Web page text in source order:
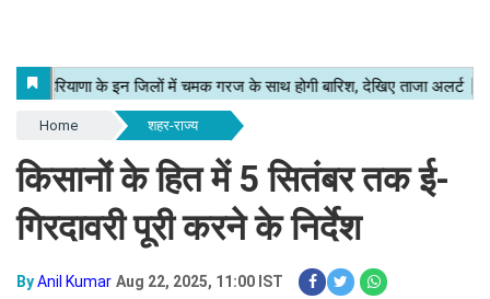
Home शहर-राज्य
किसानों के हित में 5 सितंबर तक ई-
गिरदावरी पूरी करने के निर्देश
ByAnil Kumar Aug 22, 2025, 11:00 IST